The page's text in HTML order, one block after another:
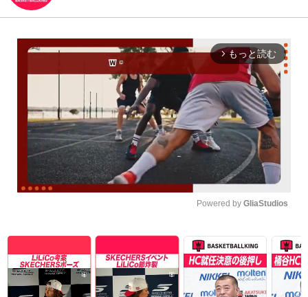
arrow_forward_ios もっと読む
Powered by GliaStudios